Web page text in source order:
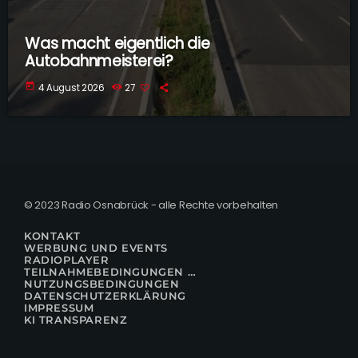
Was macht eigentlich die
Autobahnmeisterei?
today 4 August 2026 27
© 2023 Radio Osnabrück - alle Rechte vorbehalten
KONTAKT
WERBUNG UND EVENTS
RADIOPLAYER
TEILNAHMEBEDINGUNGEN FÜR GEWINNSPIELE
NUTZUNGSBEDINGUNGEN
DATENSCHUTZERKLÄRUNG
IMPRESSUM
KI TRANSPARENZ